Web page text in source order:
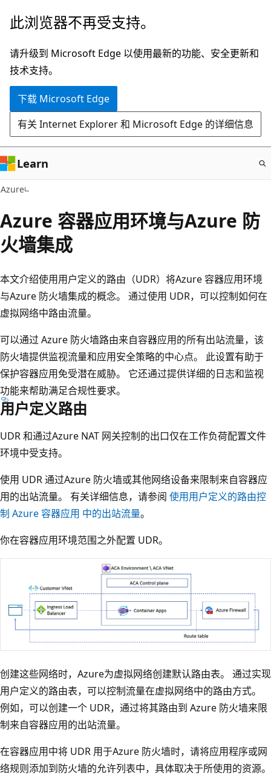
跳
主
要
内
此浏览器不再受支持。
请升级到 Microsoft Edge 以使用最新的功能、安全更新和
技术支持。
下载 Microsoft Edge
有关 Internet Explorer 和 Microsoft Edge 的详细信息
Learn
Azure
Azure 容器应用环境与Azure 防
火墙集成
本文介绍使用用户定义的路由（UDR）将Azure 容器应用环境
与Azure 防火墙集成的概念。 通过使用 UDR，可以控制如何在
虚拟网络中路由流量。
可以通过 Azure 防火墙路由来自容器应用的所有出站流量，该
防火墙提供监视流量和应用安全策略的中心点。 此设置有助于
保护容器应用免受潜在威胁。 它还通过提供详细的日志和监视
功能来帮助满足合规性要求。
用户定义路由
UDR 和通过Azure NAT 网关控制的出口仅在工作负荷配置文件
环境中受支持。
使用 UDR 通过Azure 防火墙或其他网络设备来限制来自容器应
用的出站流量。 有关详细信息，请参阅 使用用户定义的路由控
制 Azure 容器应用 中的出站流量。
你在容器应用环境范围之外配置 UDR。
创建这些网络时，Azure为虚拟网络创建默认路由表。 通过实现
用户定义的路由表，可以控制流量在虚拟网络中的路由方式。
例如，可以创建一个 UDR，通过将其路由到 Azure 防火墙来限
制来自容器应用的出站流量。
在容器应用中将 UDR 用于Azure 防火墙时，请将应用程序或网
络规则添加到防火墙的允许列表中，具体取决于所使用的资源。